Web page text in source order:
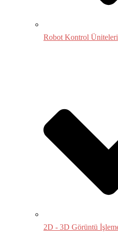
Robot Kontrol Üniteleri
2D - 3D Görüntü